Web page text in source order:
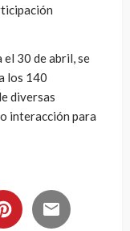
30 de abril, se
los 140
diversas
interacción para